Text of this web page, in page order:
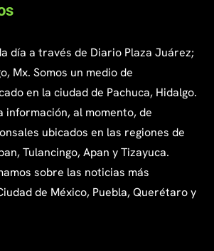
día a través de Diario Plaza Juárez;
Mx. Somos un medio de
en la ciudad de Pachuca, Hidalgo.
información, al momento, de
ubicados en las regiones de
Tulancingo, Apan y Tizayuca.
sobre las noticias más
de México, Puebla, Querétaro y